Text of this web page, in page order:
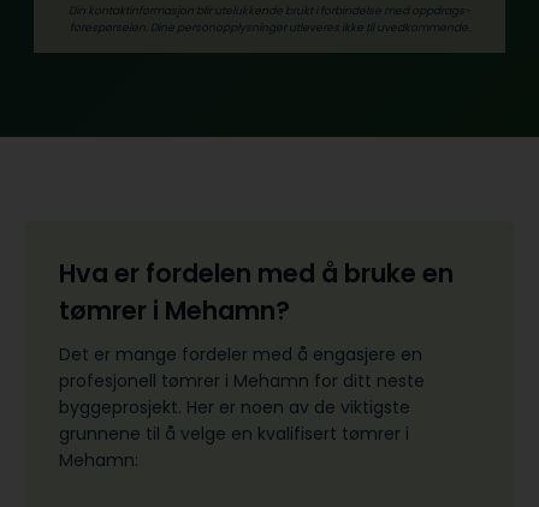
Din kontaktinformasjon blir utelukkende brukt i forbindelse med oppdrags­
forespørselen. Dine person­­opplysninger utleveres ikke til uvedkommende.
Hva er fordelen med å bruke en
tømrer i Mehamn?
Det er mange fordeler med å engasjere en
profesjonell tømrer i Mehamn for ditt neste
byggeprosjekt. Her er noen av de viktigste
grunnene til å velge en kvalifisert tømrer i
Mehamn: